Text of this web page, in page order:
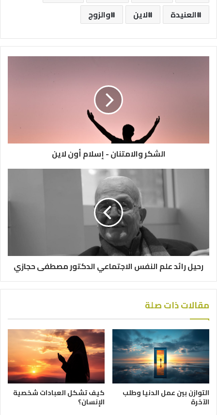
العنيدة
لاين والزوج
الشكر والامتنان - إسلام أون لاين
رحيل رائد علم النفس الاجتماعي الدكتور مصطفى حجازي
مقالات ذات صلة
التوازن بين عمل الدنيا وطلب
الآخرة
كيف تشكل العبادات شخصية
الإنسان؟